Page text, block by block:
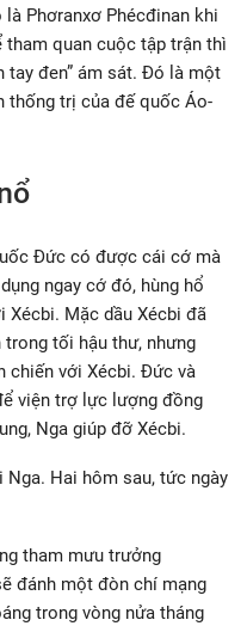
Phơranxơ Phécđinan khi
tham quan cuộc tập trận thì
tay đen” ám sát. Đó là một
thống trị của đế quốc Áo-
Đức có được cái cớ mà
ngay cớ đó, hùng hổ
Mặc dầu Xécbi đã
tối hậu thư, nhưng
chiến với Xécbi. Đức và
viện trợ lực lượng đồng
Nga giúp đỡ Xécbi.
Nga. Hai hôm sau, tức ngày
tham mưu trưởng
đánh một đòn chí mạng
trong vòng nửa tháng